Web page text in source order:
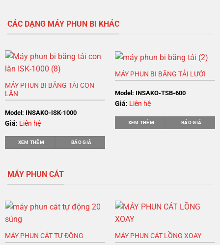
CÁC DẠNG MÁY PHUN BI KHÁC
MÁY PHUN BI BĂNG TẢI CON
LĂN
Model: INSAKO-ISK-1000
Giá: Liên hệ
XEM THÊM BÁO GIÁ
MÁY PHUN BI BĂNG TẢI LƯỚI
Model: INSAKO-TSB-600
Giá: Liên hệ
XEM THÊM BÁO GIÁ
MÁY PHUN CÁT
MÁY PHUN CÁT TỰ ĐỘNG MÁY PHUN CÁT LỒNG XOAY